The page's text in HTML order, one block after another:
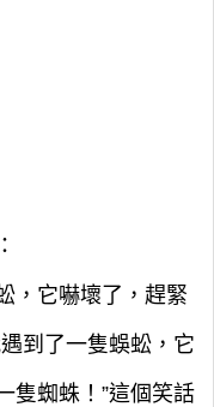
，它嚇壞了，趕緊
到了一隻蜈蚣，它
隻蜘蛛！”這個笑話